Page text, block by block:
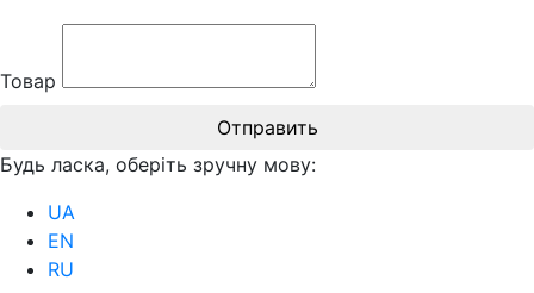
Товар
Отправить
Будь ласка, оберіть зручну мову:
UA
EN
RU